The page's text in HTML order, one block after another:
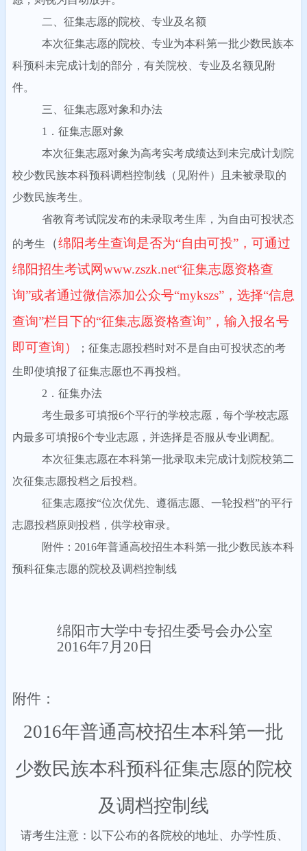
二、征集志愿的院校、专业及名额
本次征集志愿的院校、专业为本科第一批少数民族本
科预科未完成计划的部分，有关院校、专业及名额见附
件。
三、征集志愿对象和办法
1．征集志愿对象
本次征集志愿对象为高考实考成绩达到未完成计划院
校少数民族本科预科调档控制线（见附件）且未被录取的
少数民族考生。
省教育考试院发布的未录取考生库，为自由可投状态
的考生 （绵阳考生查询是否为“自由可投”，可通过
绵阳招生考试网www.zszk.net“征集志愿资格查
询”或者通过微信添加公众号“mykszs”，选择“信息
查询”栏目下的“征集志愿资格查询”，输入报名号
即可查询）
；征集志愿投档时对不是自由可投状态的考
生即使填报了征集志愿也不再投档。
2．征集办法
考生最多可填报6个平行的学校志愿，每个学校志愿
内最多可填报6个专业志愿，并选择是否服从专业调配。
本次征集志愿在本科第一批录取未完成计划院校第二
次征集志愿投档之后投档。
征集志愿按“位次优先、遵循志愿、一轮投档”的平行
志愿投档原则投档，供学校审录。
附件：2016年普通高校招生本科第一批少数民族本科
预科征集志愿的院校及调档控制线
绵阳市大学中专招生委号会办公室
2016年7月 20 日
附件：
2016年普通高校招生本科第一批
少数民族本科预科征集志愿的院校
及调档控制线
请考生注意：以下公布的各院校的地址、办学性质、